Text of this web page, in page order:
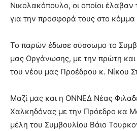
Νικολακόπουλο, οι οποίοι έλαβαν
για την προσφορά τους στο
Το παρών έδωσε σύσσωμο το
μας Οργάνωσης, με την πρώτη και
του νέου μας Προέδρου κ. Νίκου
Μαζί μας και η ΟΝΝΕΔ Νέας
Χαλκηδόνας με την Πρόεδρο κα
μέλη του Συμβουλίου Βάιο